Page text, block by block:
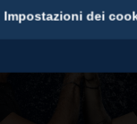
Impostazioni dei